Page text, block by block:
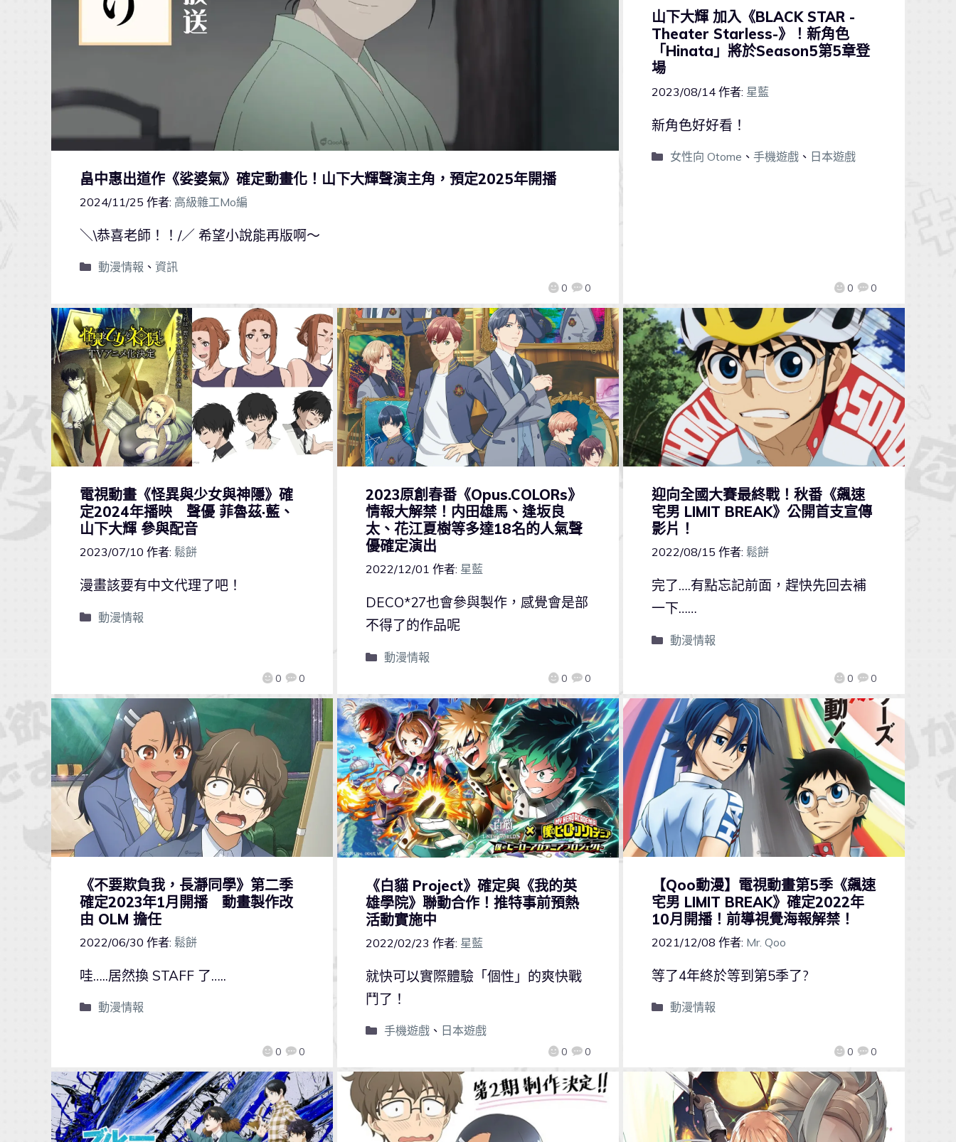
畠中惠出道作《娑婆氣》確定動畫化！山下大輝聲演主角，預定2025年開播
2024/11/25 作者: 高級雜工Mo編
0 0
＼\恭喜老師！！/／ 希望小說能再版啊～
動漫情報 、 資訊
山下大輝 加入《BLACK STAR -
Theater Starless-》！新角色
「Hinata」將於Season5第5章登
場
2023/08/14 作者: 星藍
0 0
新角色好好看！
女性向 Otome 、 手機遊戲、 日本遊戲
電視動畫《怪異與少女與神隱》確
定2024年播映 聲優 菲魯茲·藍、
山下大輝 參與配音
2023/07/10 作者: 鬆餅
0 0
漫畫該要有中文代理了吧！
動漫情報
2023原創春番《Opus.COLORs》
情報大解禁！内田雄馬、逢坂良
太、花江夏樹等多達18名的人氣聲
優確定演出
2022/12/01 作者: 星藍
0 0
DECO*27也會參與製作，感覺會是部
不得了的作品呢
動漫情報
迎向全國大賽最終戰！秋番《飆速
宅男 LIMIT BREAK》公開首支宣傳
影片！
2022/08/15 作者: 鬆餅
0 0
完了….有點忘記前面，趕快先回去補
一下……
動漫情報
《不要欺負我，長瀞同學》第二季
確定2023年1月開播 動畫製作改
由 OLM 擔任
2022/06/30 作者: 鬆餅
0 0
哇…..居然換 STAFF 了…..
動漫情報
《白貓 Project》確定與《我的英
雄學院》聯動合作！推特事前預熱
活動實施中
2022/02/23 作者: 星藍
0 0
就快可以實際體驗「個性」的爽快戰
鬥了！
手機遊戲、 日本遊戲
【Qoo動漫】電視動畫第5季《飆速
宅男 LIMIT BREAK》確定2022年
10月開播！前導視覺海報解禁！
2021/12/08 作者: Mr. Qoo
0 0
等了4年終於等到第5季了?
動漫情報